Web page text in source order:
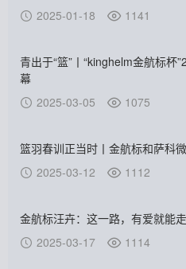
2025-01-18
1141
青出于“篮”丨“kinghelm金航标杯
幕
2025-03-05
1075
篮羽春训正当时丨金航标和萨科
2025-03-12
1112
金航标汪卉：这一路，有爱就能
2025-03-17
1114